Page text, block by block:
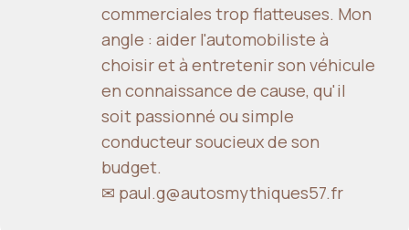
commerciales trop flatteuses. Mon
angle : aider l'automobiliste à
choisir et à entretenir son véhicule
en connaissance de cause, qu'il
soit passionné ou simple
conducteur soucieux de son
budget.
✉ paul.g@autosmythiques57.fr